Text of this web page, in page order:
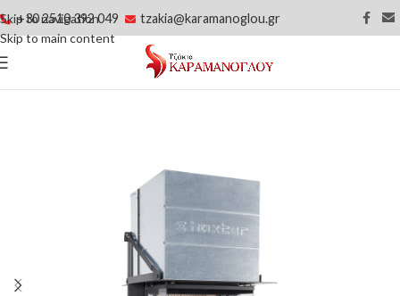
Skip to navigation
Skip to main content
+30 2510 392 049 tzakia@karamanoglou.gr